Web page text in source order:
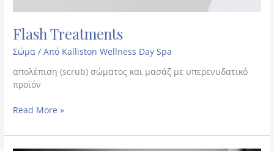
Flash Treatments
Σώμα / Από Kalliston Wellness Day Spa
απολέπιση (scrub) σώματος και μασάζ με υπερενυδατικό
προϊόν
Read More »